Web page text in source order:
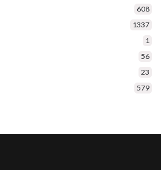
608
1337
1
56
23
579